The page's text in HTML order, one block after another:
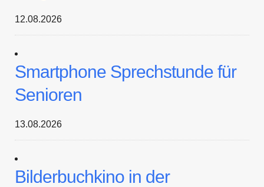
12.08.2026
Smartphone Sprechstunde für
Senioren
13.08.2026
Bilderbuchkino in der